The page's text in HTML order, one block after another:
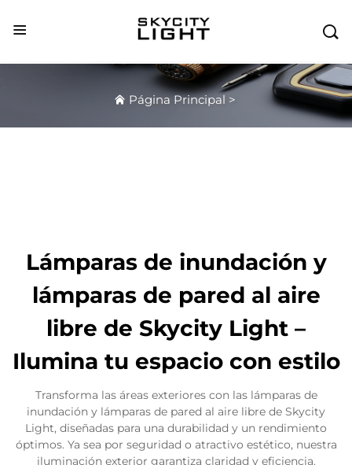

Página Principal >
Lámparas de inundación y
lámparas de pared al aire
libre de Skycity Light –
Ilumina tu espacio con estilo
Transforma las áreas exteriores con las lámparas de
inundación y lámparas de pared al aire libre de Skycity
Light, diseñadas para una durabilidad y un rendimiento
óptimos. Ya sea por seguridad o atractivo estético, nuestra
iluminación exterior garantiza claridad y eficiencia.